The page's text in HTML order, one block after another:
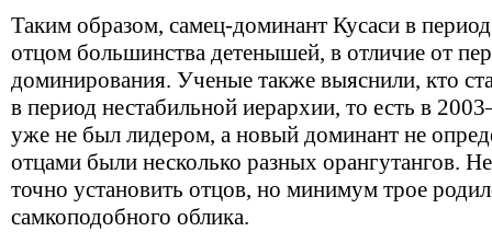
Таким образом, самец-доминант Кусаси в
отцом большинства детенышей, в отличие от
доминирования. Ученые также выяснили, кто
в период нестабильной иерархии, то есть в
уже не был лидером, а новый доминант не
отцами были несколько разных орангутангов.
точно установить отцов, но минимум трое
самкоподобного облика.